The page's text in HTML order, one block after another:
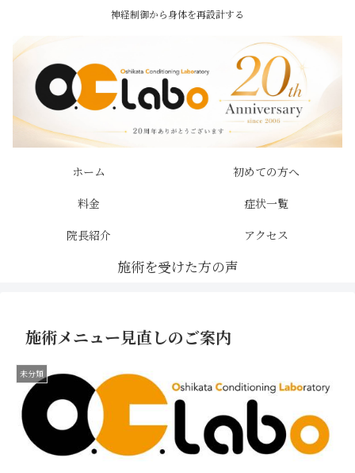
神経制御から身体を再設計する
ホーム
初めての方へ
料金
症状一覧
院長紹介
アクセス
施術メニュー見直しのご案内
未分類